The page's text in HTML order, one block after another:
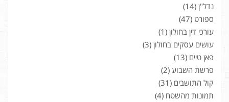
נדל"ן (14)
ספורט (47)
עורכי דין בחולון (1)
עושים עסקים בחולון (3)
פאן טיים (13)
פרשת השבוע (2)
קול התושבים (31)
תמונות מהשטח (4)